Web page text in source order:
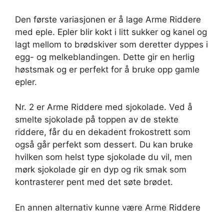
Den første variasjonen er å lage Arme Riddere
med eple. Epler blir kokt i litt sukker og kanel og
lagt mellom to brødskiver som deretter dyppes i
egg- og melkeblandingen. Dette gir en herlig
høstsmak og er perfekt for å bruke opp gamle
epler.
Nr. 2 er Arme Riddere med sjokolade. Ved å
smelte sjokolade på toppen av de stekte
riddere, får du en dekadent frokostrett som
også går perfekt som dessert. Du kan bruke
hvilken som helst type sjokolade du vil, men
mørk sjokolade gir en dyp og rik smak som
kontrasterer pent med det søte brødet.
En annen alternativ kunne være Arme Riddere